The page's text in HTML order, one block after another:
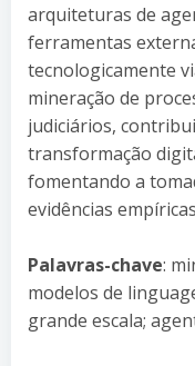
arquiteturas de
ferramentas
tecnologicamente
mineração de
judiciários,
transformação
fomentando a
evidências
Palavras-chave:
modelos de
grande escala;